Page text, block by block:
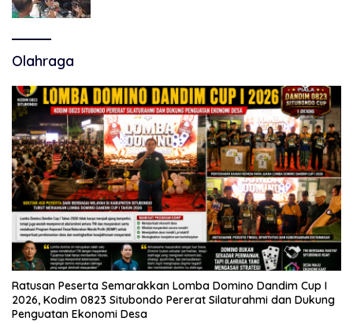
Olahraga
Ratusan Peserta Semarakkan Lomba Domino Dandim Cup I
2026, Kodim 0823 Situbondo Pererat Silaturahmi dan Dukung
Penguatan Ekonomi Desa